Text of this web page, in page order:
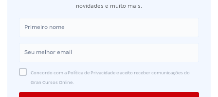
novidades e muito mais.
Concordo com a Política de Privacidade e aceito receber comunicações do
Gran Cursos Online.